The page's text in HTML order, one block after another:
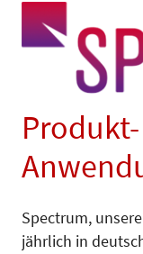
Spectrum,
jährlich in